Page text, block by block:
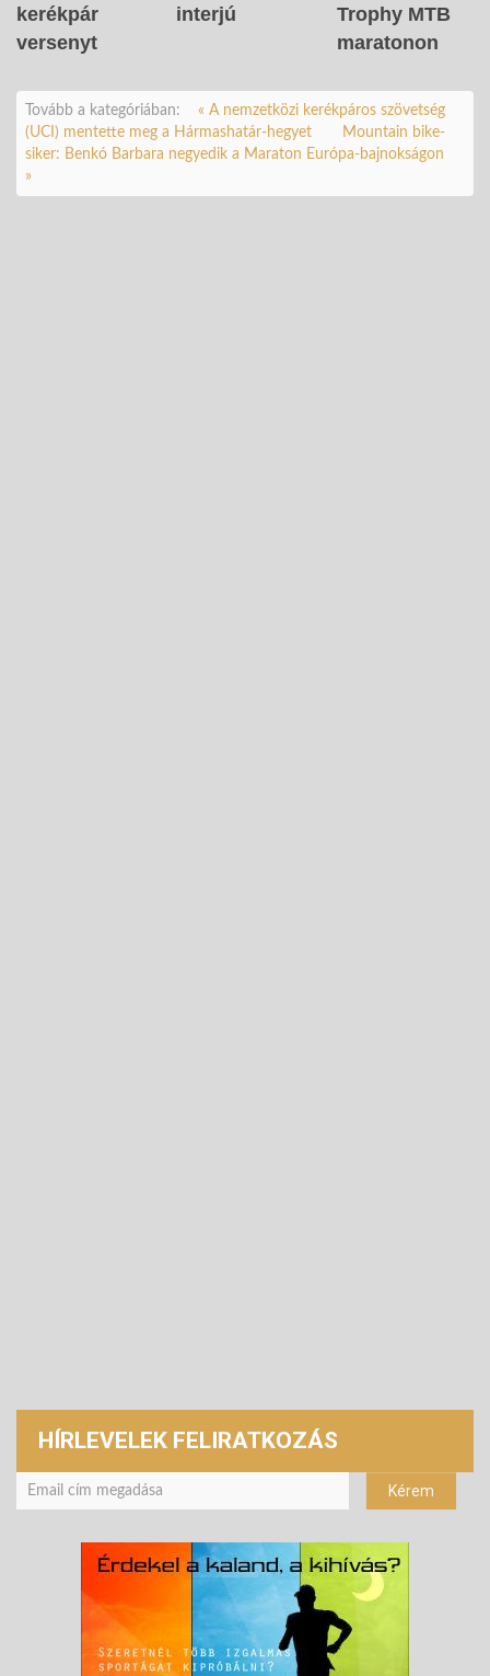
kerékpár
versenyt
interjú
Trophy MTB
maratonon
Tovább a kategóriában:
« A nemzetközi kerékpáros szövetség
(UCI) mentette meg a Hármashatár-hegyet
Mountain bike-
siker: Benkó Barbara negyedik a Maraton Európa-bajnokságon
»
HÍRLEVELEK FELIRATKOZÁS